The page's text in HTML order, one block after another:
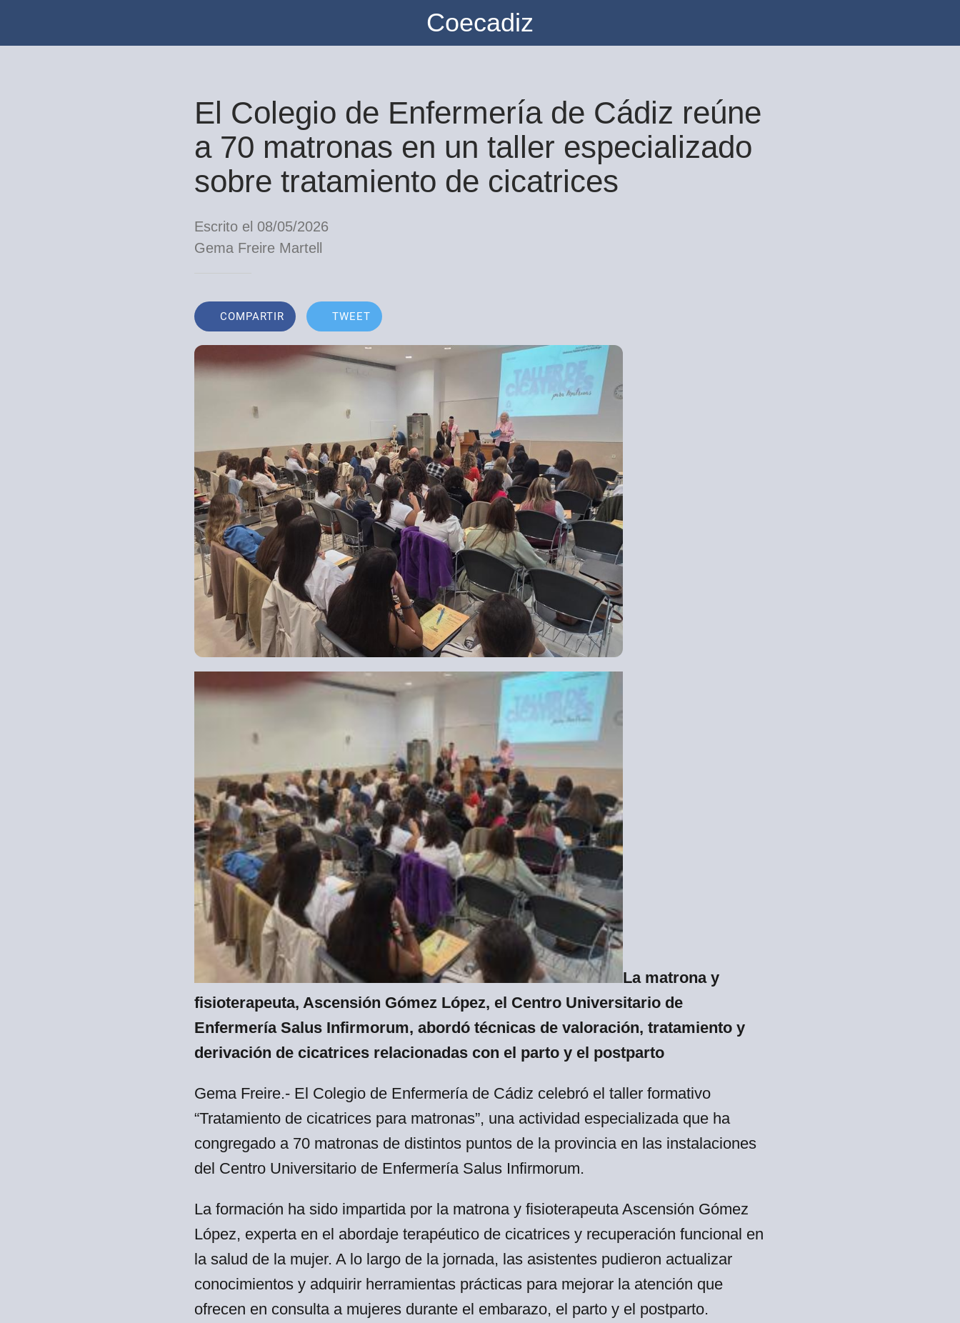
Coecadiz
El Colegio de Enfermería de Cádiz reúne
a 70 matronas en un taller especializado
sobre tratamiento de cicatrices
Escrito el 08/05/2026
Gema Freire Martell
COMPARTIR TWEET
La matrona y
fisioterapeuta, Ascensión Gómez López, el Centro Universitario de
Enfermería Salus Infirmorum, abordó técnicas de valoración, tratamiento y
derivación de cicatrices relacionadas con el parto y el postparto
Gema Freire.- El Colegio de Enfermería de Cádiz celebró el taller formativo
“Tratamiento de cicatrices para matronas”, una actividad especializada que ha
congregado a 70 matronas de distintos puntos de la provincia en las instalaciones
del Centro Universitario de Enfermería Salus Infirmorum.
La formación ha sido impartida por la matrona y fisioterapeuta Ascensión Gómez
López, experta en el abordaje terapéutico de cicatrices y recuperación funcional en
la salud de la mujer. A lo largo de la jornada, las asistentes pudieron actualizar
conocimientos y adquirir herramientas prácticas para mejorar la atención que
ofrecen en consulta a mujeres durante el embarazo, el parto y el postparto.